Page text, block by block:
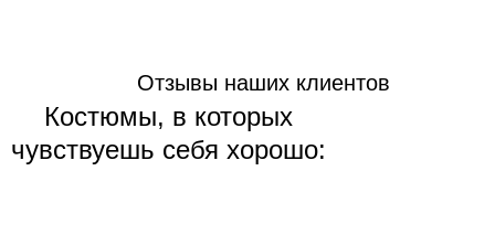
Отзывы наших клиентов
Костюмы, в которых
чувствуешь себя хорошо: